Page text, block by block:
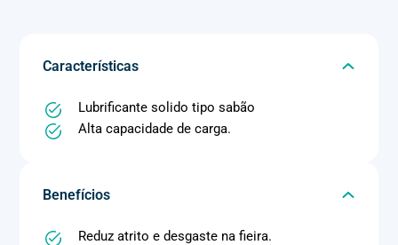
Características
Lubrificante solido tipo sabão
Alta capacidade de carga.
Benefícios
Reduz atrito e desgaste na fieira.